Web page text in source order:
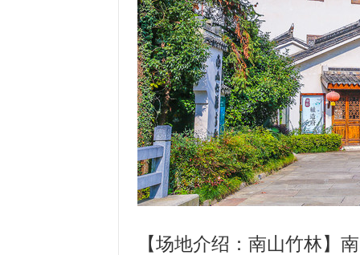
【场地介绍：南山竹林】